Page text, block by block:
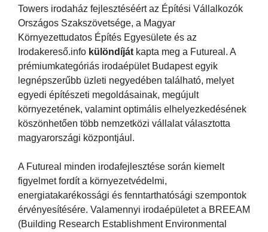
Towers irodaház fejlesztéséért az Építési Vállalkozók
Országos Szakszövetsége, a Magyar
Környezettudatos Építés Egyesülete és az
Irodakereső.info különdíját kapta meg a Futureal. A
prémiumkategóriás irodaépület Budapest egyik
legnépszerűbb üzleti negyedében található, melyet
egyedi építészeti megoldásainak, megújult
környezetének, valamint optimális elhelyezkedésének
köszönhetően több nemzetközi vállalat választotta
magyarországi központjául.
A Futureal minden irodafejlesztése során kiemelt
figyelmet fordít a környezetvédelmi,
energiatakarékossági és fenntarthatósági szempontok
érvényesítésére. Valamennyi irodaépületet a BREEAM
(Building Research Establishment Environmental